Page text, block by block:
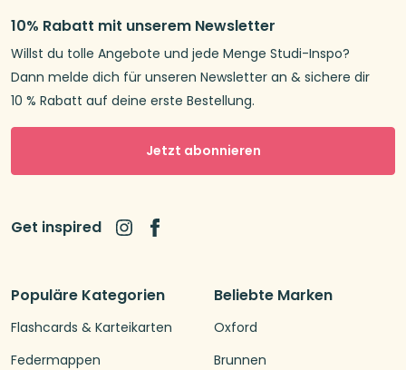
Populäre Kategorien
Flashcards & Karteikarten
Federmappen
Beliebte Marken
Oxford
Brunnen
10% Rabatt mit unserem Newsletter
Willst du tolle Angebote und jede Menge Studi-Inspo?
Dann melde dich für unseren Newsletter an & sichere dir
10 % Rabatt auf deine erste Bestellung.
Jetzt abonnieren
Get inspired